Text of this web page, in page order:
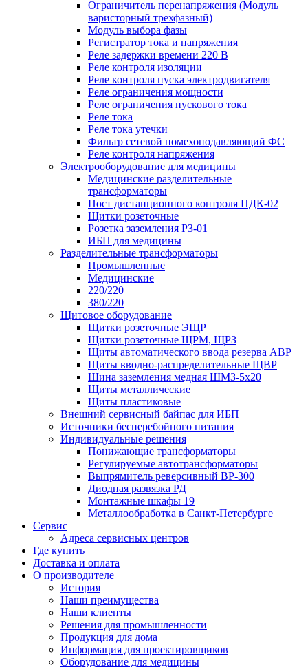
Ограничитель перенапряжения (Модуль
варисторный трехфазный)
Модуль выбора фазы
Регистратор тока и напряжения
Реле задержки времени 220 В
Реле контроля изоляции
Реле контроля пуска электродвигателя
Реле ограничения мощности
Реле ограничения пускового тока
Реле тока
Реле тока утечки
Фильтр сетевой помехоподавляющий ФС
Реле контроля напряжения
Электрооборудование для медицины
Медицинские разделительные
трансформаторы
Пост дистанционного контроля ПДК-02
Щитки розеточные
Розетка заземления РЗ-01
ИБП для медицины
Разделительные трансформаторы
Промышленные
Медицинские
220/220
380/220
Щитовое оборудование
Щитки розеточные ЭЩР
Щитки розеточные ЩРМ, ЩРЗ
Щиты автоматического ввода резерва АВР
Щиты вводно-распределительные ЩВР
Шина заземления медная ШМЗ-5х20
Щиты металлические
Щиты пластиковые
Внешний сервисный байпас для ИБП
Источники бесперебойного питания
Индивидуальные решения
Понижающие трансформаторы
Регулируемые автотрансформаторы
Выпрямитель реверсивный ВР-300
Диодная развязка РД
Монтажные шкафы 19
Металлообработка в Санкт-Петербурге
Сервис
Адреса сервисных центров
Где купить
Доставка и оплата
О производителе
История
Наши преимущества
Наши клиенты
Решения для промышленности
Продукция для дома
Информация для проектировщиков
Оборудование для медицины